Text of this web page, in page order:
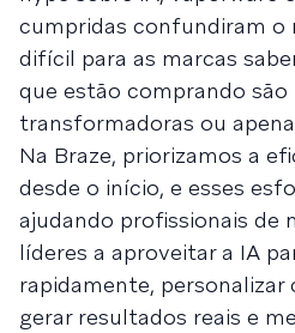
cumpridas confundiram o
difícil para as marcas
que estão comprando
transformadoras ou
Na Braze, priorizamos a
desde o início, e esses
ajudando profissionais de
líderes a aproveitar a IA
rapidamente, personalizar
gerar resultados reais e